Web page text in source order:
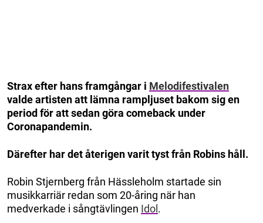
Strax efter hans framgångar i Melodifestivalen
valde artisten att lämna rampljuset bakom sig en
period för att sedan göra comeback under
Coronapandemin.
Därefter har det återigen varit tyst från Robins håll.
Robin Stjernberg från Hässleholm startade sin
musikkarriär redan som 20-åring när han
medverkade i sångtävlingen Idol.